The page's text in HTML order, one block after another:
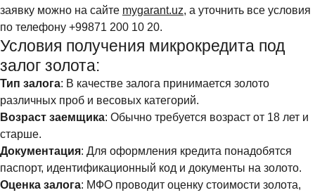
заявку можно на сайте mygarant.uz, а уточнить все условия
по телефону +99871 200 10 20.
Условия получения микрокредита под
залог золота:
Тип залога: В качестве залога принимается золото
различных проб и весовых категорий.
Возраст заемщика: Обычно требуется возраст от 18 лет и
старше.
Документация: Для оформления кредита понадобятся
паспорт, идентификационный код и документы на золото.
Оценка залога: МФО проводит оценку стоимости золота,